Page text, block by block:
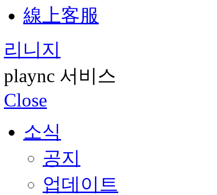
線上客服
리니지
plaync 서비스
Close
소식
공지
업데이트